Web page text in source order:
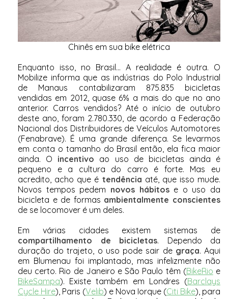
Chinês em sua bike elétrica
Enquanto isso, no Brasil... A realidade é outra. O
Mobilize informa que as indústrias do Polo Industrial
de Manaus contabilizaram 875.835 bicicletas
vendidas em 2012, quase 6% a mais do que no ano
anterior. Carros vendidos? Até o início de outubro
deste ano, foram 2.780.330, de acordo a Federação
Nacional dos Distribuidores de Veículos Automotores
(Fenabrave). É uma grande diferença. Se levarmos
em conta o tamanho do Brasil então, ela fica maior
ainda. O incentivo ao uso de bicicletas ainda é
pequeno e a cultura do carro é forte. Mas eu
acredito, acho que é tendência até, que isso mude.
Novos tempos pedem novos hábitos e o uso da
bicicleta e de formas ambientalmente conscientes
de se locomover é um deles.
Em várias cidades existem sistemas de
compartilhamento de bicicletas. Dependo da
duração do trajeto, o uso pode sair de graça. Aqui
em Blumenau foi implantado, mas infelizmente não
deu certo. Rio de Janeiro e São Paulo têm (BikeRio e
BikeSampa). Existe também em Londres (Barclays
Cycle Hire), Paris (Velib) e Nova Iorque (Citi Bike), para